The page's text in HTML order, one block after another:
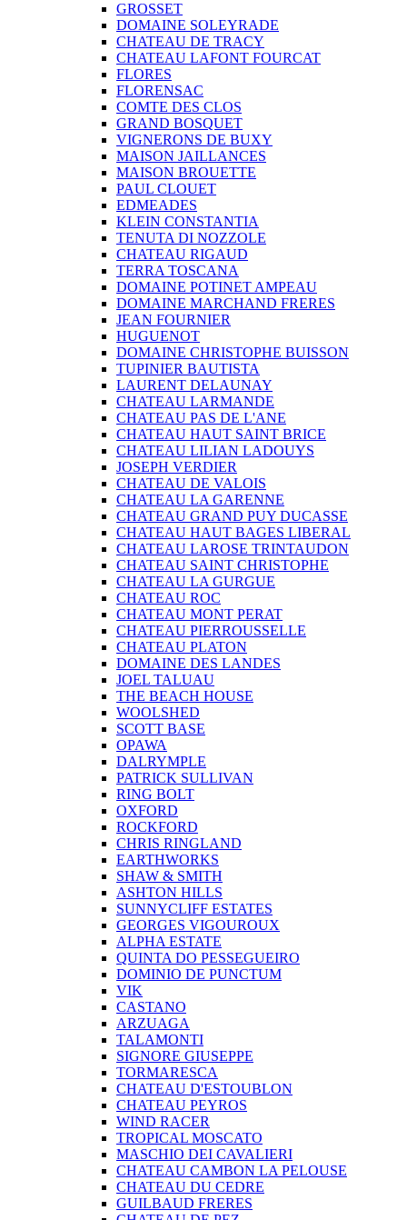
GROSSET
DOMAINE SOLEYRADE
CHATEAU DE TRACY
CHATEAU LAFONT FOURCAT
FLORES
FLORENSAC
COMTE DES CLOS
GRAND BOSQUET
VIGNERONS DE BUXY
MAISON JAILLANCES
MAISON BROUETTE
PAUL CLOUET
EDMEADES
KLEIN CONSTANTIA
TENUTA DI NOZZOLE
CHATEAU RIGAUD
TERRA TOSCANA
DOMAINE POTINET AMPEAU
DOMAINE MARCHAND FRERES
JEAN FOURNIER
HUGUENOT
DOMAINE CHRISTOPHE BUISSON
TUPINIER BAUTISTA
LAURENT DELAUNAY
CHATEAU LARMANDE
CHATEAU PAS DE L'ANE
CHATEAU HAUT SAINT BRICE
CHATEAU LILIAN LADOUYS
JOSEPH VERDIER
CHATEAU DE VALOIS
CHATEAU LA GARENNE
CHATEAU GRAND PUY DUCASSE
CHATEAU HAUT BAGES LIBERAL
CHATEAU LAROSE TRINTAUDON
CHATEAU SAINT CHRISTOPHE
CHATEAU LA GURGUE
CHATEAU ROC
CHATEAU MONT PERAT
CHATEAU PIERROUSSELLE
CHATEAU PLATON
DOMAINE DES LANDES
JOEL TALUAU
THE BEACH HOUSE
WOOLSHED
SCOTT BASE
OPAWA
DALRYMPLE
PATRICK SULLIVAN
RING BOLT
OXFORD
ROCKFORD
CHRIS RINGLAND
EARTHWORKS
SHAW & SMITH
ASHTON HILLS
SUNNYCLIFF ESTATES
GEORGES VIGOUROUX
ALPHA ESTATE
QUINTA DO PESSEGUEIRO
DOMINIO DE PUNCTUM
VIK
CASTANO
ARZUAGA
TALAMONTI
SIGNORE GIUSEPPE
TORMARESCA
CHATEAU D'ESTOUBLON
CHATEAU PEYROS
WIND RACER
TROPICAL MOSCATO
MASCHIO DEI CAVALIERI
CHATEAU CAMBON LA PELOUSE
CHATEAU DU CEDRE
GUILBAUD FRERES